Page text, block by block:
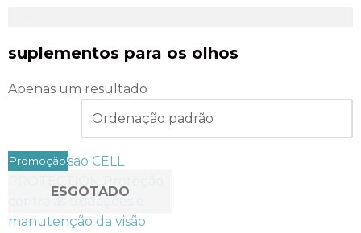
suplementos para os olhos
Apenas um resultado
ESGOTADO
Promoção!